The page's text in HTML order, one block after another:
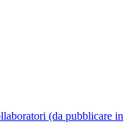
(da pubblicare in